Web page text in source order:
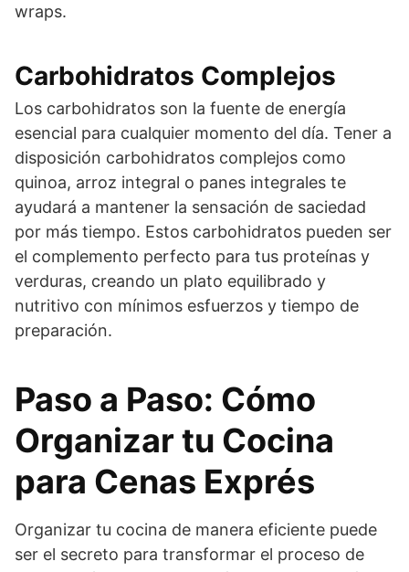
wraps.
Carbohidratos Complejos
Los carbohidratos son la fuente de energía
esencial para cualquier momento del día. Tener a
disposición carbohidratos complejos como
quinoa, arroz integral o panes integrales te
ayudará a mantener la sensación de saciedad
por más tiempo. Estos carbohidratos pueden ser
el complemento perfecto para tus proteínas y
verduras, creando un plato equilibrado y
nutritivo con mínimos esfuerzos y tiempo de
preparación.
Paso a Paso: Cómo
Organizar tu Cocina
para Cenas Exprés
Organizar tu cocina de manera eficiente puede
ser el secreto para transformar el proceso de